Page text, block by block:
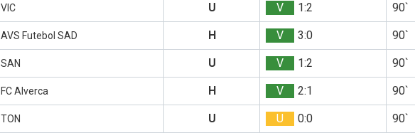
VIC U V 1:2 90`
AVS Futebol SAD H V 3:0 90`
SAN U V 1:2 90`
FC Alverca H V 2:1 90`
TON U U 0:0 90`